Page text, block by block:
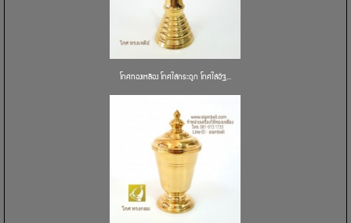
โกศทองเหลือง โกศใส่กระดูก โกศใส่อัฐ...